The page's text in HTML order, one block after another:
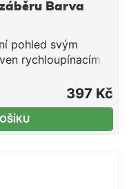
Barva
pohled svým
rychloupínacím
indikátoru je
2,5 mm pro
Je kompatibilní se
šňůry. K dispozici
397 Kč